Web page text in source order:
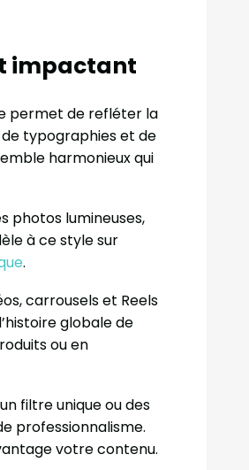
impactant
permet de refléter la
typographies et de
harmonieux qui
photos lumineuses,
à ce style sur
.
carrousels et Reels
globale de
ou en
filtre unique ou des
professionnalisme.
votre contenu.